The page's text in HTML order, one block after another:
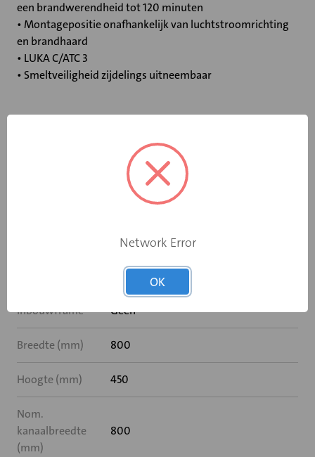
een brandwerendheid tot 120 minuten
• Montagepositie onafhankelijk van luchtstroomrichting
en brandhaard
• LUKA C/ATC 3
• Smeltveiligheid zijdelings uitneembaar
Elektromotor 24 V
Nee
Inbouwframe Geen
Breedte (mm) 800
Hoogte (mm) 450
Nom.
kanaalbreedte
(mm)
800
Network Error
OK